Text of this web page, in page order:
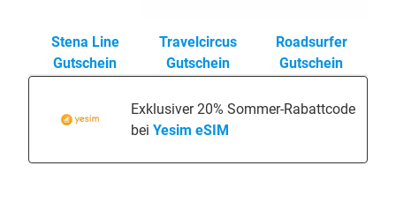
Stena Line
Gutschein
Travelcircus
Gutschein
Roadsurfer
Gutschein
Exklusiver 20% Sommer-Rabattcode
bei Yesim eSIM